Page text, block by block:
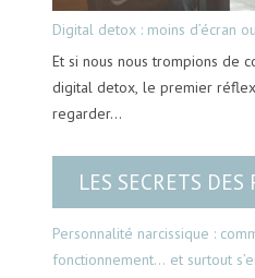
Digital detox : moins d’écran
Et si nous nous trompions de
digital detox, le premier
regarder…
LES SECRETS DES
Personnalité narcissique :
fonctionnement… et surtout